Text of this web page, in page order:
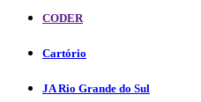
CODER
Cartório
JA Rio Grande do Sul